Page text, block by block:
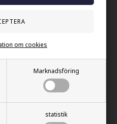
Marknadsföring
statistik
om cookies
också